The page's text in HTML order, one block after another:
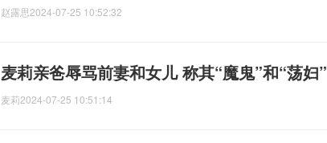
赵露思2024-07-25 10:52:32
麦莉亲爸辱骂前妻和女儿 称其“魔鬼”和“荡妇”
麦莉2024-07-25 10:51:14